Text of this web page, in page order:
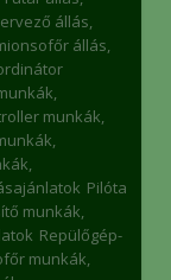
állás,
állás,
munkák,
Pilóta
munkák,
Repülőgép-
munkák,